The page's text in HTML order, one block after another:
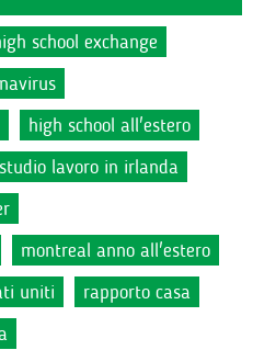
school exchange
high school all'estero
studio lavoro in irlanda
montreal anno all'estero
uniti
rapporto casa